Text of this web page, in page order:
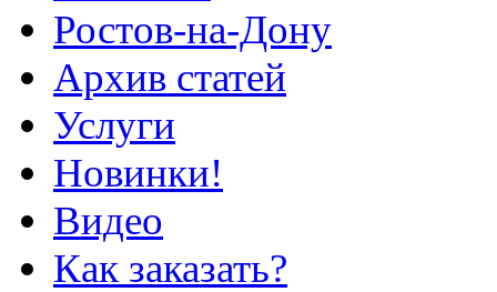
Ростов-на-Дону
Архив статей
Услуги
Новинки!
Видео
Как заказать?